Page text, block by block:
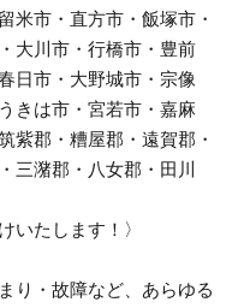
米市・直方市・飯塚市・
大川市・行橋市・豊前
日市・大野城市・宗像
きは市・宮若市・嘉麻
紫郡・糟屋郡・遠賀郡・
三潴郡・八女郡・田川
いたします！〉
り・故障など、あらゆる